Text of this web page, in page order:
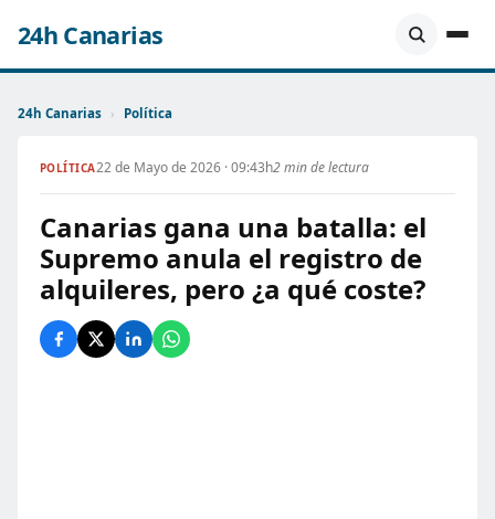
24h Canarias
24h Canarias › Política
POLÍTICA22 de Mayo de 2026 · 09:43h2 min de lectura
Canarias gana una batalla: el
Supremo anula el registro de
alquileres, pero ¿a qué coste?